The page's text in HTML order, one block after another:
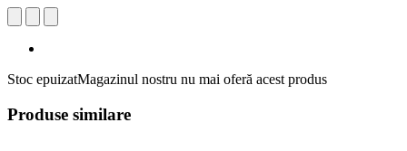
Stoc epuizatMagazinul nostru nu mai oferă acest produs
Produse similare